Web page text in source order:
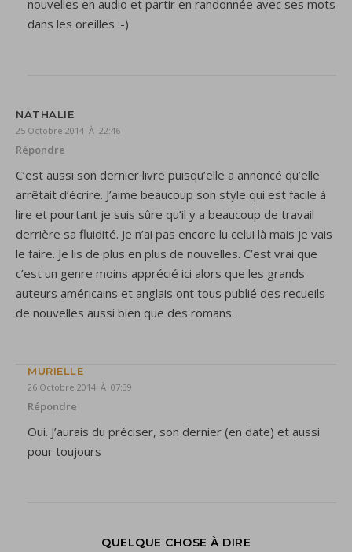
nouvelles en audio et partir en randonnée avec ses mots
dans les oreilles :-)
NATHALIE
25 Octobre 2014 À 22:46
Répondre
C’est aussi son dernier livre puisqu’elle a annoncé qu’elle
arrêtait d’écrire. J’aime beaucoup son style qui est facile à
lire et pourtant je suis sûre qu’il y a beaucoup de travail
derrière sa fluidité. Je n’ai pas encore lu celui là mais je vais
le faire. Je lis de plus en plus de nouvelles. C’est vrai que
c’est un genre moins apprécié ici alors que les grands
auteurs américains et anglais ont tous publié des recueils
de nouvelles aussi bien que des romans.
MURIELLE
26 Octobre 2014 À 07:39
Répondre
Oui. J’aurais du préciser, son dernier (en date) et aussi
pour toujours
QUELQUE CHOSE À DIRE